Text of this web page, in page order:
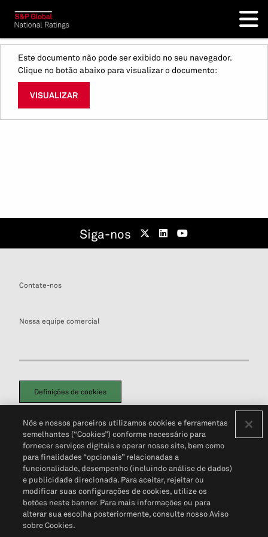
Este documento não pode ser exibido no seu navegador.
Clique no botão abaixo para visualizar o documento:
VISUALIZAR
Siga-nos
Contate-nos
Nossa equipe comercial
Definições de cookies
Política de PrivacidadePortal de privacidade do cliente (em inglês)
Não Venda Minhas Informações Pessoais© 2026 S&P Global
Nós e nossos parceiros utilizamos cookies e ferramentas
semelhantes (“Cookies”) conforme necessário para
fornecer serviços digitais e operar nosso site, bem como
para finalidades “opcionais” relacionadas a
funcionalidade, desempenho (incluindo análise de dados)
e publicidade direcionada. Para aceitar, rejeitar ou
modificar suas configurações de cookies, utilize os
botões neste banner. Para mais informações ou para
alterar sua escolha posteriormente, consulte nosso Aviso
sobre Cookies.